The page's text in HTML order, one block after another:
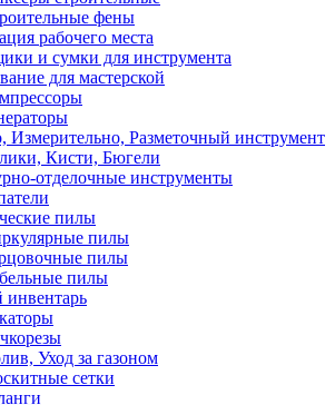
фены
рабочего места
и сумки для инструмента
для мастерской
Измерительно, Разметочный инструмент
Кисти, Бюгели
отделочные инструменты
пилы
пилы
пилы
пилы
Уход за газоном
сетки